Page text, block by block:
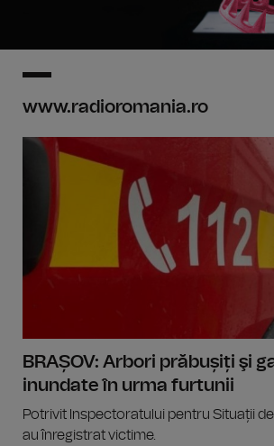
www.radioromania.ro
BRAȘOV: Arbori prăbușiți şi
inundate în urma furtunii
Potrivit Inspectoratului pentru Situații
au înregistrat victime.